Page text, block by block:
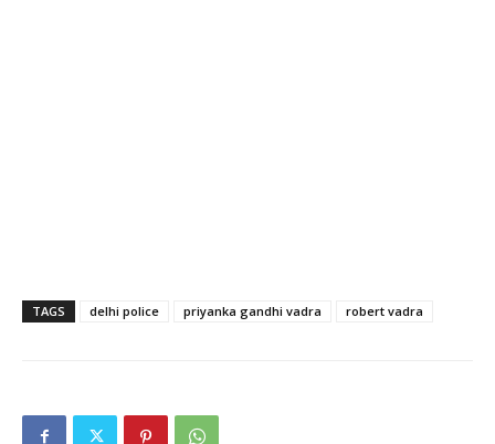
TAGS delhi police priyanka gandhi vadra robert vadra